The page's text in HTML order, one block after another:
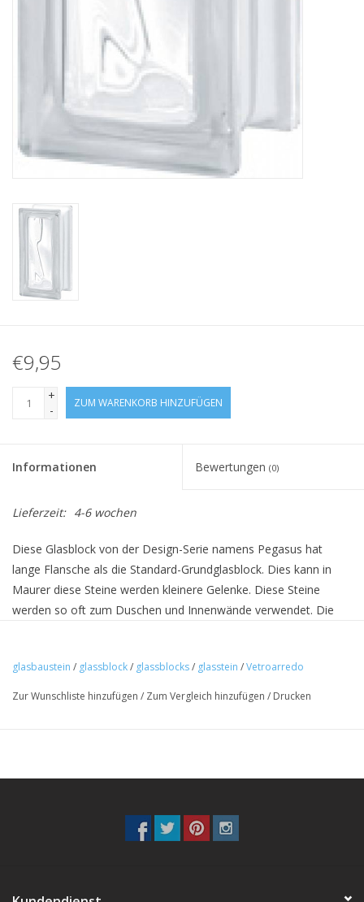
€9,95
+
-
ZUM WARENKORB HINZUFÜGEN
Informationen Bewertungen (0)
Lieferzeit: 4-6 wochen
Diese Glasblock von der Design-Serie namens Pegasus hat
lange Flansche als die Standard-Grundglasblock. Dies kann in
Maurer diese Steine ​​werden kleinere Gelenke. Diese Steine ​​
werden so oft zum Duschen und Innenwände verwendet. Die
wasserdicht gemeinsame wie normale Fliesen geschehen. Diese
Steine ​​sind speziell bestellt und können nicht zurückgeschickt
glasbaustein / glassblock/ glassblocks/ glasstein /Vetroarredo
Zur Wunschliste hinzufügen / Zum Vergleich hinzufügen / Drucken